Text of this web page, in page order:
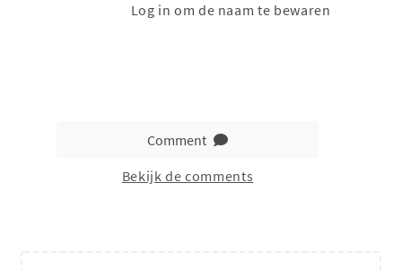
Log in om de naam te bewaren
Comment
Bekijk de comments